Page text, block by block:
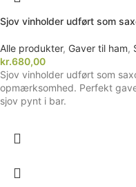
Sjov vinholder udført som
Alle produkter, Gaver til ham,
kr.680,00
Sjov vinholder udført som
opmærksomhed. Perfekt
sjov pynt i bar.